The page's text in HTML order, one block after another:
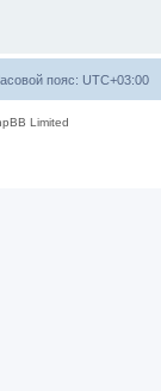
пояс: UTC+03:00
Limited